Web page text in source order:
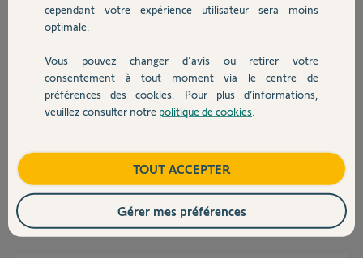
Devis avec un pro
Contact
Réponses
Bonjour Benjamin,
cependant votre expérience utilisateur sera moins
optimale.
Vous pouvez changer d'avis ou retirer votre
consentement à tout moment via le centre de
préférences des cookies. Pour plus d’informations,
veuillez consulter notre politique de cookies
TOUT ACCEPTER
Gérer mes préférences